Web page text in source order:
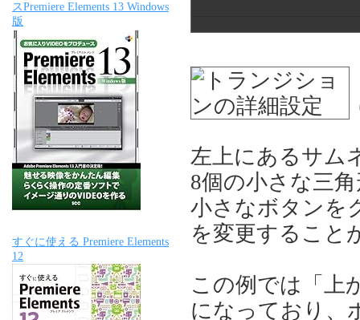
左上にあるサム
8個の小さな三
小さなボタンを
を変更すること
この例では「上
になっており、
スPremiere Elements 13 Windows
版
すぐに使える Premiere Elements
12